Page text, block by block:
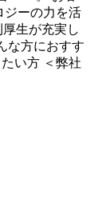
ジーの力を活
生が充実し
な方におすす
い方 ＜弊社